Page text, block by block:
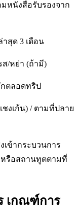
มหนังสือรับรองจาก
สุด 3 เดือน
ส/หย่า (ถ้ามี)
กตลอดทริป
ชงเก้น) / ตามที่ปลาย
เข้ากระบวนการ
หรือสถานทูตตามที่
เกณฑ์การ